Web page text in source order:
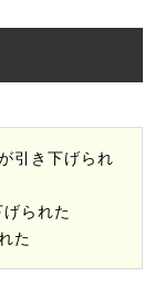
引き下げられ
られた
た